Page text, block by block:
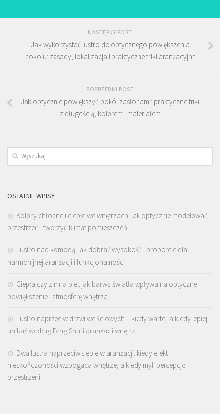
NASTĘPNY POST
Jak wykorzystać lustro do optycznego powiększenia
pokoju: zasady, lokalizacja i praktyczne triki aranżacyjne
POPRZEDNI POST
Jak optycznie powiększyć pokój zasłonami: praktyczne triki
z długością, kolorem i materiałem
OSTATNIE WPISY
Kolory chłodne i ciepłe we wnętrzach: jak optycznie modelować
przestrzeń i tworzyć klimat pomieszczeń
Lustro nad komodą: jak dobrać wysokość i proporcje dla
harmonijnej aranżacji i funkcjonalności
Ciepła czy zimna biel: jak barwa światła wpływa na optyczne
powiększenie i atmosferę wnętrza
Lustro naprzeciw drzwi wejściowych – kiedy warto, a kiedy lepiej
unikać według Feng Shui i aranżacji wnętrz
Dwa lustra naprzeciw siebie w aranżacji: kiedy efekt
nieskończoności wzbogaca wnętrze, a kiedy myli percepcję
przestrzeni